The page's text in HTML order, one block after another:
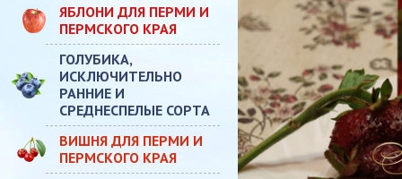
ЯБЛОНИ ДЛЯ ПЕРМИ И
ПЕРМСКОГО КРАЯ
ГОЛУБИКА,
ИСКЛЮЧИТЕЛЬНО
РАННИЕ И
СРЕДНЕСПЕЛЫЕ СОРТА
ВИШНЯ ДЛЯ ПЕРМИ И
ПЕРМСКОГО КРАЯ